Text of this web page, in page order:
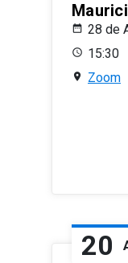
28 de
15:30
Zoom
20